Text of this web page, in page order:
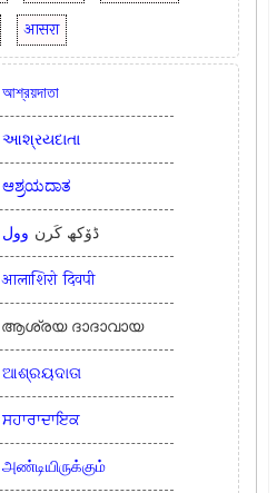
आसरा
আশ্রয়দাতা
આશ્રયદાતા
ಆಶ್ರಯದಾತ
ڈوٚکھ کَرن وول
आलाशिरो दिवपी
ആശ്രയ ദാദാവായ
ଆଶ୍ରୟଦାତା
ਸਹਾਰਾਦਾਇਕ
அண்டியிருக்கும்